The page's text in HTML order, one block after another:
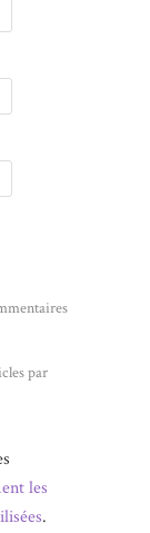
par
les
.